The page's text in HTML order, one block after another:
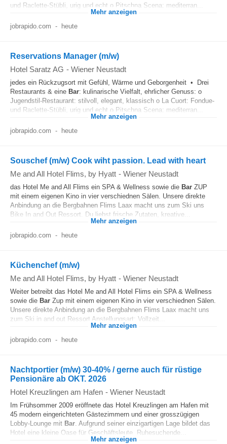
und Raclette-Stübli, urig und echt o Pitschna Scena: mediterran...
Mehr anzeigen
jobrapido.com - heute
Reservations Manager (m/w)
Hotel Saratz AG - Wiener Neustadt
jedes ein Rückzugsort mit Gefühl, Wärme und Geborgenheit • Drei
Restaurants & eine Bar: kulinarische Vielfalt, ehrlicher Genuss: o
Jugendstil-Restaurant: stilvoll, elegant, klassisch o La Cuort: Fondue-
und Raclette-Stübli, urig und echt o Pitschna Scena: mediterran...
Mehr anzeigen
jobrapido.com - heute
Souschef (m/w) Cook wiht passion. Lead with heart
Me and All Hotel Flims, by Hyatt - Wiener Neustadt
das Hotel Me and All Flims ein SPA & Wellness sowie die Bar ZUP
mit einem eigenen Kino in vier verschiednen Sälen. Unsere direkte
Anbindung an die Bergbahnen Flims Laax macht uns zum Ski uns
Bike In and Out Ressort. Du liebst frische Zutaten, kreative...
Mehr anzeigen
jobrapido.com - heute
Küchenchef (m/w)
Me and All Hotel Flims, by Hyatt - Wiener Neustadt
Weiter betreibt das Hotel Me and All Hotel Flims ein SPA & Wellness
sowie die Bar Zup mit einem eigenen Kino in vier verschiednen Sälen.
Unsere direkte Anbindung an die Bergbahnen Flims Laax macht uns
zum Ski in and out Ressort Anstellungsart: Vollzeit...
Mehr anzeigen
jobrapido.com - heute
Nachtportier (m/w) 30-40% / gerne auch für rüstige
Pensionäre ab OKT. 2026
Hotel Kreuzlingen am Hafen - Wiener Neustadt
Im Frühsommer 2009 eröffnete das Hotel Kreuzlingen am Hafen mit
45 modern eingerichteten Gästezimmern und einer grosszügigen
Lobby-Lounge mit Bar. Aufgrund seiner einzigartigen Lage bildet das
Hotel eine kleine Oase für Geschäftsleute, Ruhesuchende...
Mehr anzeigen